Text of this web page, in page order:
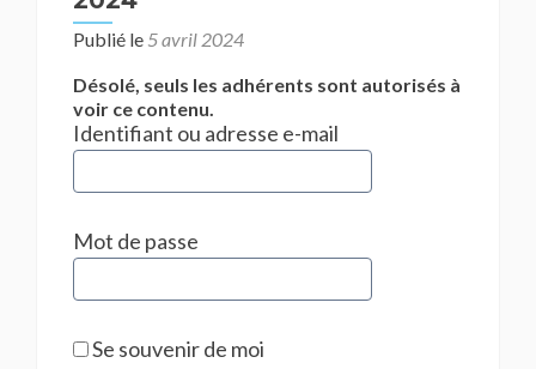
Publié le 5 avril 2024
Désolé, seuls les adhérents sont autorisés à
voir ce contenu.
Identifiant ou adresse e-mail
Mot de passe
Se souvenir de moi